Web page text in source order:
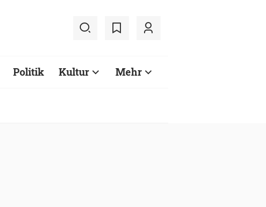
Politik Kultur Mehr